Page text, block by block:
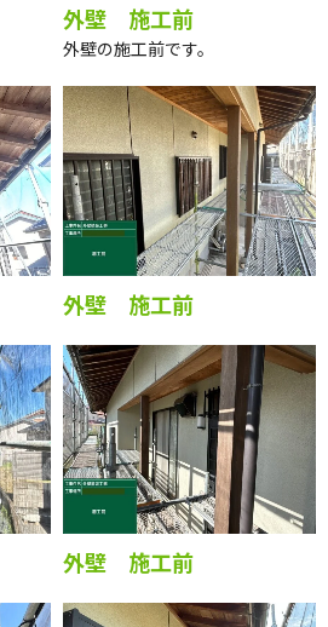
外壁 施工前
外壁の施工前です。
外壁 施工前
外壁 施工前